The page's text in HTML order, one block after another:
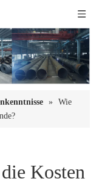
» Wie
Kosten